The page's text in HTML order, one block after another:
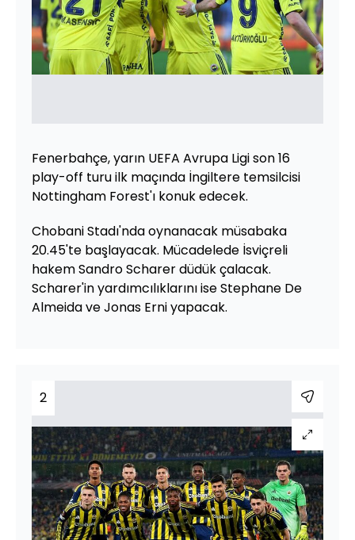
Fenerbahçe, yarın UEFA Avrupa Ligi son 16
play-off turu ilk maçında İngiltere temsilcisi
Nottingham Forest'ı konuk edecek.
Chobani Stadı'nda oynanacak müsabaka
20.45'te başlayacak. Mücadelede İsviçreli
hakem Sandro Scharer düdük çalacak.
Scharer'in yardımcılıklarını ise Stephane De
Almeida ve Jonas Erni yapacak.
2